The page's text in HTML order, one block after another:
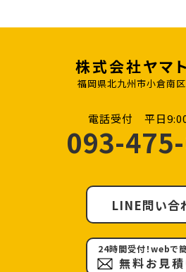
株式会社ヤマ
福岡県北九州市小倉南
電話受付 平日
093-
LINE問い合
24時間受付！webで
無料お見積